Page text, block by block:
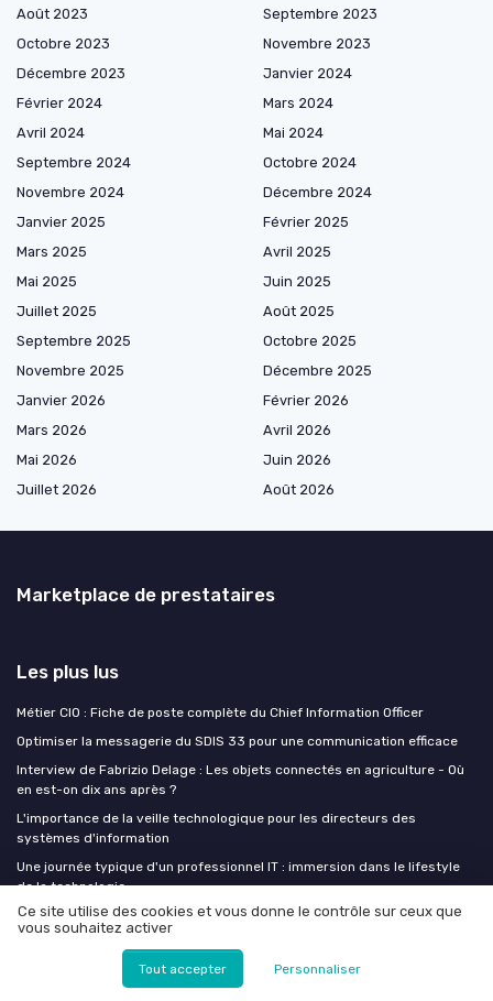
Août 2023
Septembre 2023
Octobre 2023
Novembre 2023
Décembre 2023
Janvier 2024
Février 2024
Mars 2024
Avril 2024
Mai 2024
Septembre 2024
Octobre 2024
Novembre 2024
Décembre 2024
Janvier 2025
Février 2025
Mars 2025
Avril 2025
Mai 2025
Juin 2025
Juillet 2025
Août 2025
Septembre 2025
Octobre 2025
Novembre 2025
Décembre 2025
Janvier 2026
Février 2026
Mars 2026
Avril 2026
Mai 2026
Juin 2026
Juillet 2026
Août 2026
Marketplace de prestataires
Les plus lus
Métier CIO : Fiche de poste complète du Chief Information Officer
Optimiser la messagerie du SDIS 33 pour une communication efficace
Interview de Fabrizio Delage : Les objets connectés en agriculture - Où
en est-on dix ans après ?
L'importance de la veille technologique pour les directeurs des
systèmes d'information
Une journée typique d'un professionnel IT : immersion dans le lifestyle
de la technologie
Plan d'action européen cybersécurité et IA : ce que les DSI des secteurs
Ce site utilise des cookies et vous donne le contrôle sur ceux que
vous souhaitez activer
Tout accepter Personnaliser